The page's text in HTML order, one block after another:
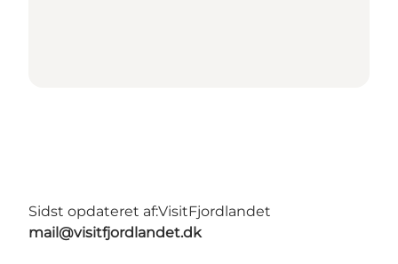
Sidst opdateret af:VisitFjordlandet
mail@visitfjordlandet.dk